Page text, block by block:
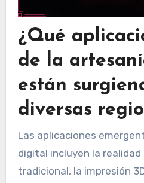
¿Qué
de la
están
diversas
Las aplicaciones
digital incluyen la
tradicional, la impresión